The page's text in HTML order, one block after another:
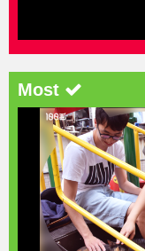
Most